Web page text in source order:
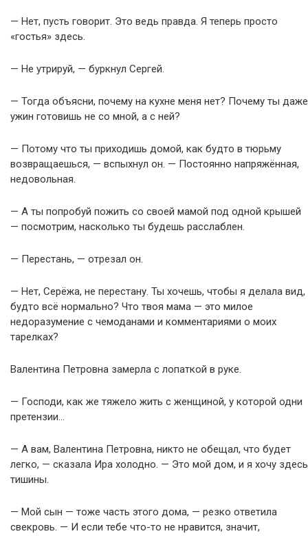
— Нет, пусть говорит. Это ведь правда. Я теперь просто
«гостья» здесь.
— Не утрируй, — буркнул Сергей.
— Тогда объясни, почему на кухне меня нет? Почему ты даже
ужин готовишь не со мной, а с ней?
— Потому что ты приходишь домой, как будто в тюрьму
возвращаешься, — вспыхнул он. — Постоянно напряжённая,
недовольная.
— А ты попробуй пожить со своей мамой под одной крышей
— посмотрим, насколько ты будешь расслаблен.
— Перестань, — отрезал он.
— Нет, Серёжа, не перестану. Ты хочешь, чтобы я делала вид,
будто всё нормально? Что твоя мама — это милое
недоразумение с чемоданами и комментариями о моих
тарелках?
Валентина Петровна замерла с лопаткой в руке.
— Господи, как же тяжело жить с женщиной, у которой одни
претензии…
— А вам, Валентина Петровна, никто не обещал, что будет
легко, — сказала Ира холодно. — Это мой дом, и я хочу здесь
тишины.
— Мой сын — тоже часть этого дома, — резко ответила
свекровь. — И если тебе что-то не нравится, значит,